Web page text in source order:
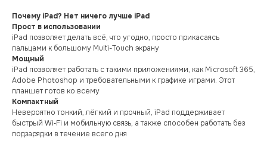
Почему iPad? Нет ничего лучше iPad
Прост в использовании
iPad позволяет делать всё, что угодно, просто прикасаясь
пальцами к большому Multi-Touch экрану
Мощный
iPad позволяет работать с такими приложениями, как Microsoft 365,
Adobe Photoshop и требовательными к графике играми. Этот
планшет готов ко всему
Компактный
Невероятно тонкий, лёгкий и прочный, iPad поддерживает
быстрый Wi‑Fi и мобильную связь, а также способен работать без
подзарядки в течение всего дня